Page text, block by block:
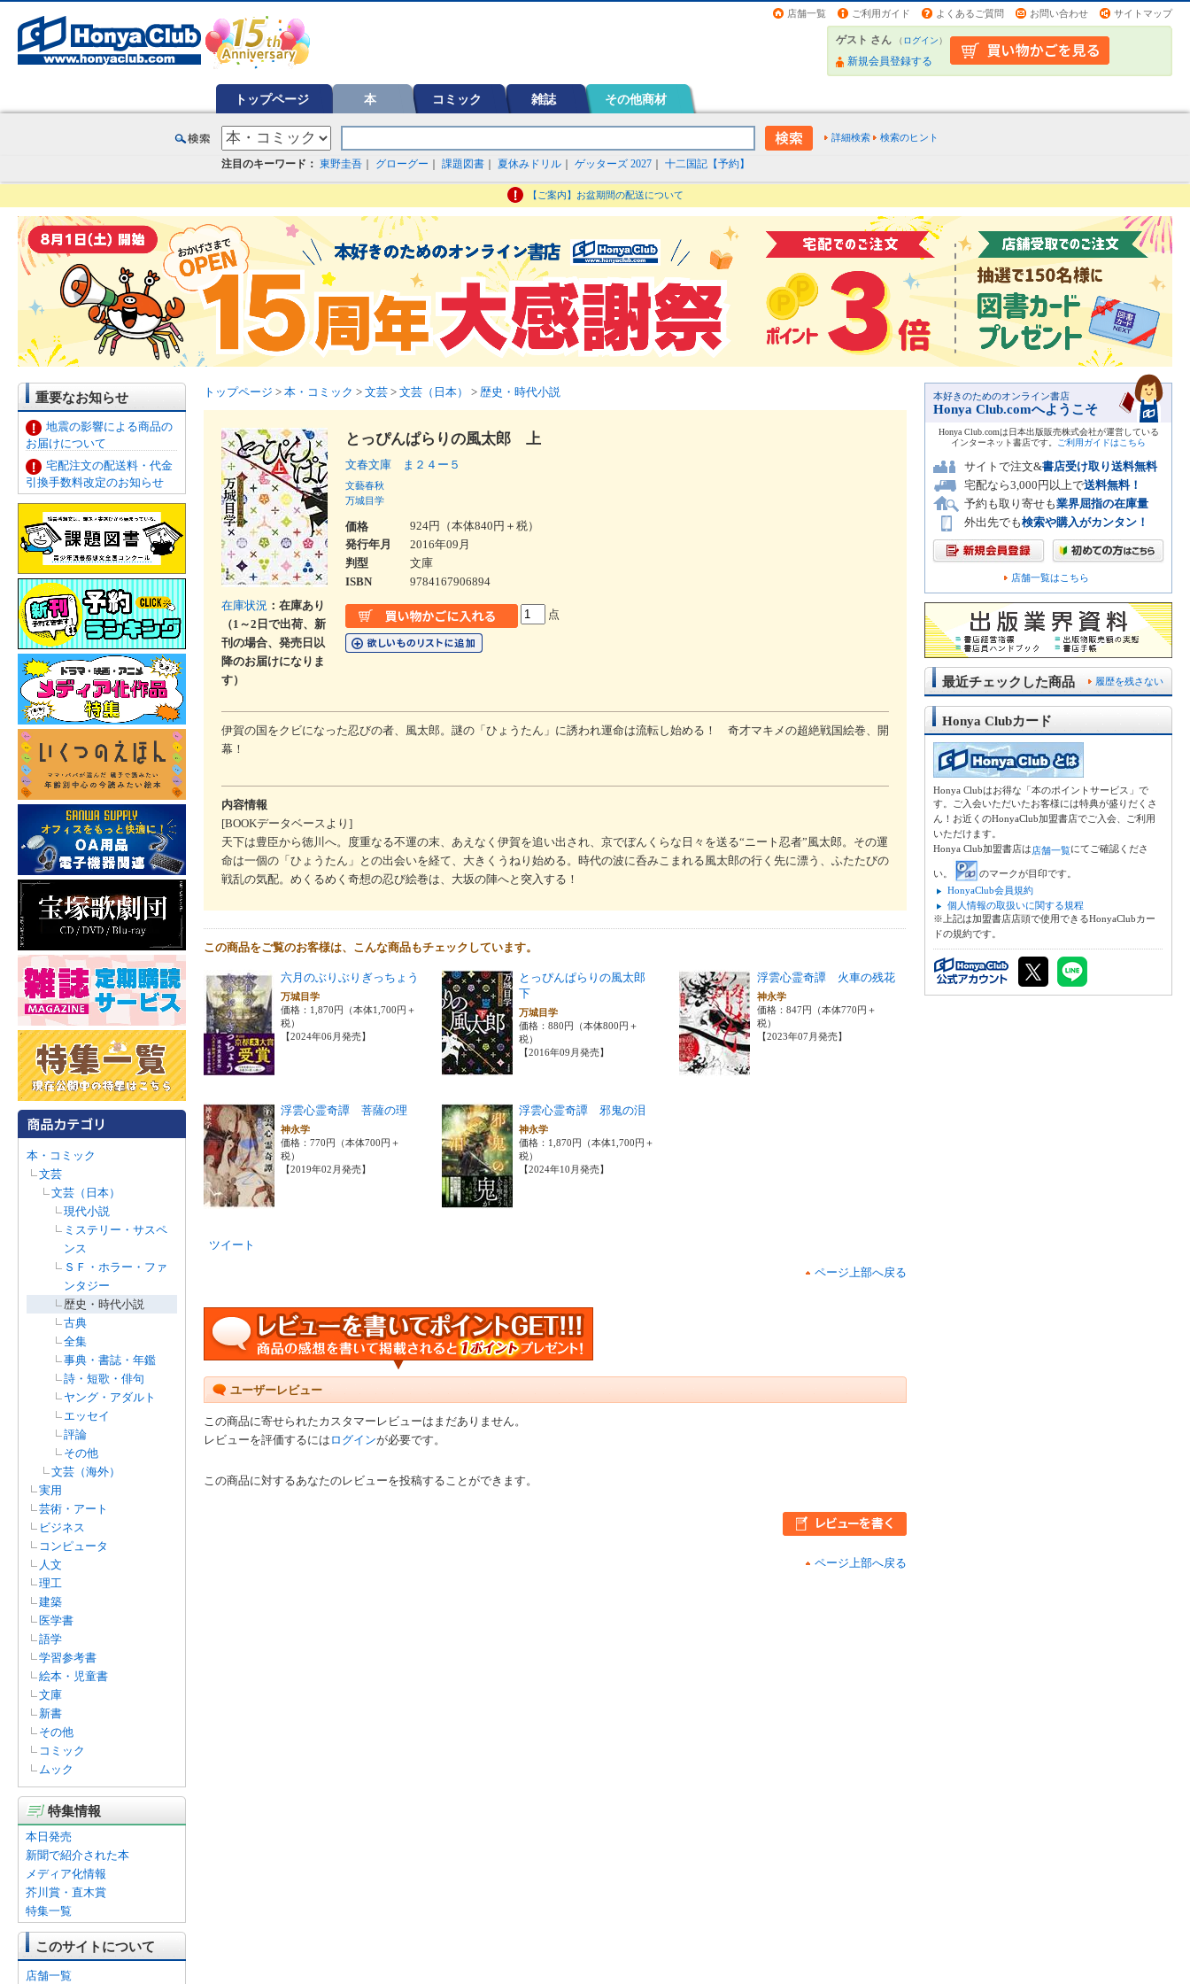
店舗一覧 ご利用ガイド よくあるご質問 お問い合わせ サイトマップ
ゲスト さん （ログイン）
新規会員登録する
トップページ 本 コミック 雑誌 その他商材
詳細検索 検索のヒント
注目のキーワード： 東野圭吾 グローグー 課題図書 夏休みドリル ゲッターズ 2027 十二国記【予約】
【ご案内】お盆期間の配送について
重要なお知らせ
地震の影響による商品の
お届けについて
宅配注文の配送料・代金
引換手数料改定のお知らせ
本・コミック
文芸
文芸（日本）
現代小説
ミステリー・サスペ
ンス
ＳＦ・ホラー・ファ
ンタジー
歴史・時代小説
古典
全集
事典・書誌・年鑑
詩・短歌・俳句
ヤング・アダルト
エッセイ
評論
その他
文芸（海外）
実用
芸術・アート
ビジネス
コンピュータ
人文
理工
建築
医学書
語学
学習参考書
絵本・児童書
文庫
新書
その他
コミック
ムック
特集情報
本日発売
新聞で紹介された本
メディア化情報
芥川賞・直木賞
特集一覧
このサイトについて
店舗一覧
トップページ > 本・コミック > 文芸 > 文芸（日本） > 歴史・時代小説
在庫状況 ：在庫あり
（1～2日で出荷、新
刊の場合、発売日以
降のお届けになりま
す）
とっぴんぱらりの風太郎 上
文春文庫 ま２４ー５
文藝春秋
万城目学
価格
924円（本体840円＋税）
発行年月
2016年09月
判型
文庫
ISBN
9784167906894
点
伊賀の国をクビになった忍びの者、風太郎。謎の「ひょうたん」に誘われ運命は流転し始める！ 奇才マキメの超絶戦国絵巻、開
幕！
内容情報
[BOOKデータベースより]
天下は豊臣から徳川へ。度重なる不運の末、あえなく伊賀を追い出され、京でぼんくらな日々を送る“ニート忍者”風太郎。その運
命は一個の「ひょうたん」との出会いを経て、大きくうねり始める。時代の波に呑みこまれる風太郎の行く先に漂う、ふたたびの
戦乱の気配。めくるめく奇想の忍び絵巻は、大坂の陣へと突入する！
この商品をご覧のお客様は、こんな商品もチェックしています。
六月のぶりぶりぎっちょう
万城目学
価格：1,870円（本体1,700円＋
税）
【2024年06月発売】
とっぴんぱらりの風太郎
下
万城目学
価格：880円（本体800円＋
税）
【2016年09月発売】
浮雲心霊奇譚 火車の残花
神永学
価格：847円（本体770円＋
税）
【2023年07月発売】
浮雲心霊奇譚 菩薩の理
神永学
価格：770円（本体700円＋
税）
【2019年02月発売】
浮雲心霊奇譚 邪鬼の泪
神永学
価格：1,870円（本体1,700円＋
税）
【2024年10月発売】
ツイート
ページ上部へ戻る
ユーザーレビュー
この商品に寄せられたカスタマーレビューはまだありません。
レビューを評価するには ログインが必要です。
この商品に対するあなたのレビューを投稿することができます。
ページ上部へ戻る
本好きのためのオンライン書店
Honya Club.comへようこそ
Honya Club.comは日本出版販売株式会社が運営している
インターネット書店です。
ご利用ガイドはこちら
サイトで注文&書店受け取り送料無料
宅配なら3,000円以上で送料無料！
予約も取り寄せも業界屈指の在庫量
外出先でも検索や購入がカンタン！
店舗一覧はこちら
履歴を残さない
最近チェックした商品
Honya Clubカード
Honya Clubはお得な「本のポイントサービス」で
す。ご入会いただいたお客様には特典が盛りだくさ
ん！お近くのHonyaClub加盟書店でご入会、ご利用
いただけます。
Honya Club加盟書店は店舗一覧にてご確認くださ
い。
のマークが目印です。
HonyaClub会員規約
個人情報の取扱いに関する規程
※上記は加盟書店店頭で使用できるHonyaClubカー
ドの規約です。